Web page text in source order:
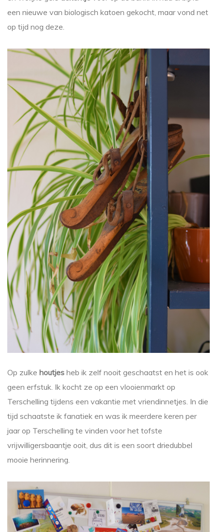
een nieuwe van biologisch katoen gekocht, maar vond net
op tijd nog deze.
Op zulke houtjes heb ik zelf nooit geschaatst en het is ook
geen erfstuk. Ik kocht ze op een vlooienmarkt op
Terschelling tijdens een vakantie met vriendinnetjes. In die
tijd schaatste ik fanatiek en was ik meerdere keren per
jaar op Terschelling te vinden voor het tofste
vrijwilligersbaantje ooit, dus dit is een soort driedubbel
mooie herinnering.